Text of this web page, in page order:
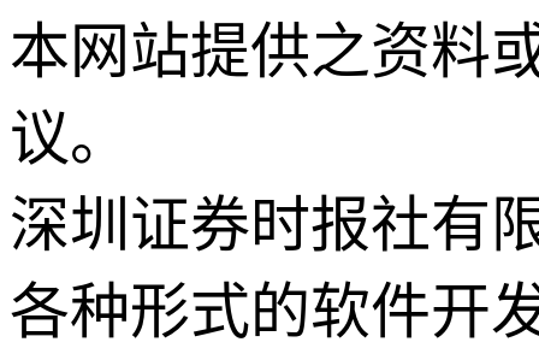
本网站提供之资料
议。
深圳证券时报社有
各种形式的软件开